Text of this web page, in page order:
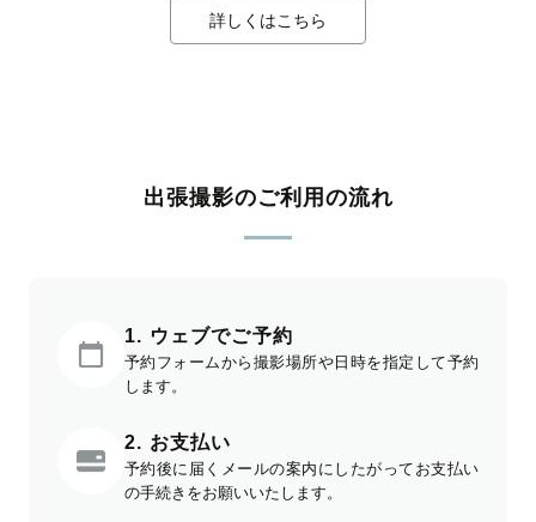
詳しくはこちら
出張撮影のご利用の流れ
1. ウェブでご予約
予約フォームから撮影場所や日時を指定して予約
します。
2. お支払い
予約後に届くメールの案内にしたがってお支払い
の手続きをお願いいたします。